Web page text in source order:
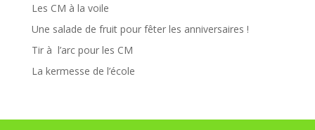
Les CM à la voile
Une salade de fruit pour fêter les anniversaires !
Tir à l’arc pour les CM
La kermesse de l’école